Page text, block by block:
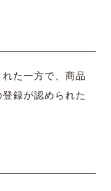
た一方で、商品
録が認められた